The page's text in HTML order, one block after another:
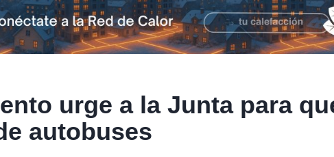
urge a la Junta para
autobuses